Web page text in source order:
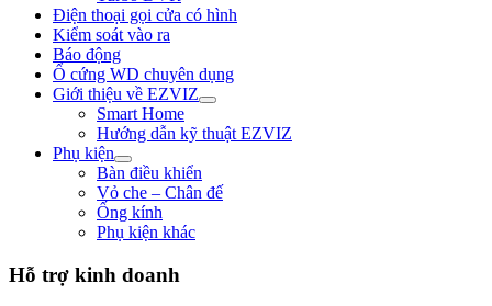
Điện thoại gọi cửa có hình
Kiểm soát vào ra
Báo động
Ổ cứng WD chuyên dụng
Giới thiệu về EZVIZ
Smart Home
Hướng dẫn kỹ thuật EZVIZ
Phụ kiện
Bàn điều khiển
Vỏ che – Chân đế
Ống kính
Phụ kiện khác
Hỗ trợ kinh doanh